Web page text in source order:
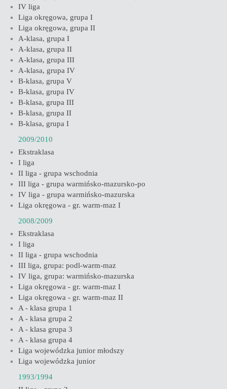
IV liga
Liga okręgowa, grupa I
Liga okręgowa, grupa II
A-klasa, grupa I
A-klasa, grupa II
A-klasa, grupa III
A-klasa, grupa IV
B-klasa, grupa V
B-klasa, grupa IV
B-klasa, grupa III
B-klasa, grupa II
B-klasa, grupa I
2009/2010
Ekstraklasa
I liga
II liga - grupa wschodnia
III liga - grupa warmińsko-mazursko-po
IV liga - grupa warmińsko-mazurska
Liga okręgowa - gr. warm-maz I
2008/2009
Ekstraklasa
I liga
II liga - grupa wschodnia
III liga, grupa: podl-warm-maz
IV liga, grupa: warmińsko-mazurska
Liga okręgowa - gr. warm-maz I
Liga okręgowa - gr. warm-maz II
A - klasa grupa 1
A - klasa grupa 2
A - klasa grupa 3
A - klasa grupa 4
Liga wojewódzka junior młodszy
Liga wojewódzka junior
1993/1994